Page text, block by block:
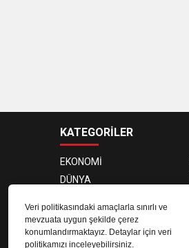
Veri politikasındaki amaçlarla sınırlı ve
mevzuata uygun şekilde çerez
konumlandırmaktayız. Detaylar için veri
politikamızı inceleyebilirsiniz.
KATEGORİLER
EKONOMİ
DÜNYA
SPOR
FOTO GALERİ